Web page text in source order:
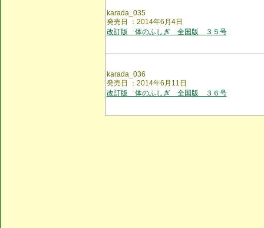
karada_035
発売日 ：2014年6月4日
改訂版 体のふしぎ 全国版 ３５号
karada_036
発売日 ：2014年6月11日
改訂版 体のふしぎ 全国版 ３６号